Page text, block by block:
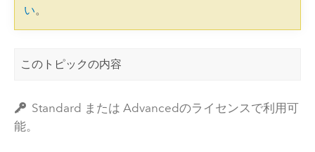
い。
このトピックの内容
Standard または Advancedのライセンスで利用可
能。